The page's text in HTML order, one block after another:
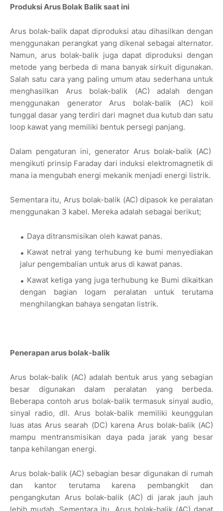
Produksi Arus Bolak Balik saat ini
Arus bolak-balik dapat diproduksi atau dihasilkan dengan
menggunakan perangkat yang dikenal sebagai alternator.
Namun, arus bolak-balik juga dapat diproduksi dengan
metode yang berbeda di mana banyak sirkuit digunakan.
Salah satu cara yang paling umum atau sederhana untuk
menghasilkan Arus bolak-balik (AC) adalah dengan
menggunakan generator Arus bolak-balik (AC) koil
tunggal dasar yang terdiri dari magnet dua kutub dan satu
loop kawat yang memiliki bentuk persegi panjang.
Dalam pengaturan ini, generator Arus bolak-balik (AC)
mengikuti prinsip Faraday dari induksi elektromagnetik di
mana ia mengubah energi mekanik menjadi energi listrik.
Sementara itu, Arus bolak-balik (AC) dipasok ke peralatan
menggunakan 3 kabel. Mereka adalah sebagai berikut;
Daya ditransmisikan oleh kawat panas.
Kawat netral yang terhubung ke bumi menyediakan
jalur pengembalian untuk arus di kawat panas.
Kawat ketiga yang juga terhubung ke Bumi dikaitkan
dengan bagian logam peralatan untuk terutama
menghilangkan bahaya sengatan listrik.
Penerapan arus bolak-balik
Arus bolak-balik (AC) adalah bentuk arus yang sebagian
besar digunakan dalam peralatan yang berbeda.
Beberapa contoh arus bolak-balik termasuk sinyal audio,
sinyal radio, dll. Arus bolak-balik memiliki keunggulan
luas atas Arus searah (DC) karena Arus bolak-balik (AC)
mampu mentransmisikan daya pada jarak yang besar
tanpa kehilangan energi.
Arus bolak-balik (AC) sebagian besar digunakan di rumah
dan kantor terutama karena pembangkit dan
pengangkutan Arus bolak-balik (AC) di jarak jauh jauh